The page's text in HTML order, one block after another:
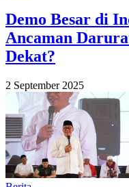
Demo Besar di
Ancaman
Dekat?
2 September 2025